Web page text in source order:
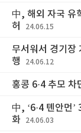
中, 해외 자국 유
허
24.06.15
무서워서 경기장
행
24.06.12
홍콩 6·4 추모
中, ‘6·4 톈안먼
화
24.06.03